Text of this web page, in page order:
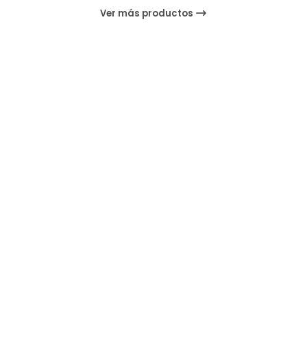
Ver más productos